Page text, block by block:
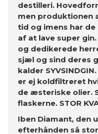
destilleri.
men produktionen
tid og imens har
af at lave super
og dedikerede
sjæl og sind deres
kalder
er ej koldfiltreret
de æsteriske olier.
flaskerne. STOR
Iben Diamant, den
efterhånden så